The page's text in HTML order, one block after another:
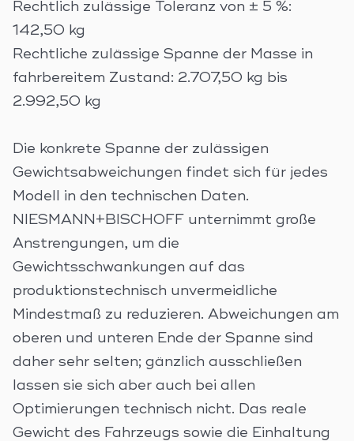
Rechtlich zulässige Toleranz von ± 5 %:
142,50 kg
Rechtliche zulässige Spanne der Masse in
fahrbereitem Zustand: 2.707,50 kg bis
2.992,50 kg
Die konkrete Spanne der zulässigen
Gewichtsabweichungen findet sich für jedes
Modell in den technischen Daten.
NIESMANN+BISCHOFF unternimmt große
Anstrengungen, um die
Gewichtsschwankungen auf das
produktionstechnisch unvermeidliche
Mindestmaß zu reduzieren. Abweichungen am
oberen und unteren Ende der Spanne sind
daher sehr selten; gänzlich ausschließen
lassen sie sich aber auch bei allen
Optimierungen technisch nicht. Das reale
Gewicht des Fahrzeugs sowie die Einhaltung